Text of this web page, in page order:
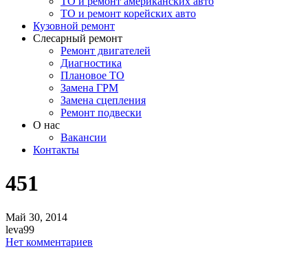
ТО и ремонт корейских авто
Кузовной ремонт
Слесарный ремонт
Ремонт двигателей
Диагностика
Плановое ТО
Замена ГРМ
Замена сцепления
Ремонт подвески
О нас
Вакансии
Контакты
451
Май 30, 2014
leva99
Нет комментариев